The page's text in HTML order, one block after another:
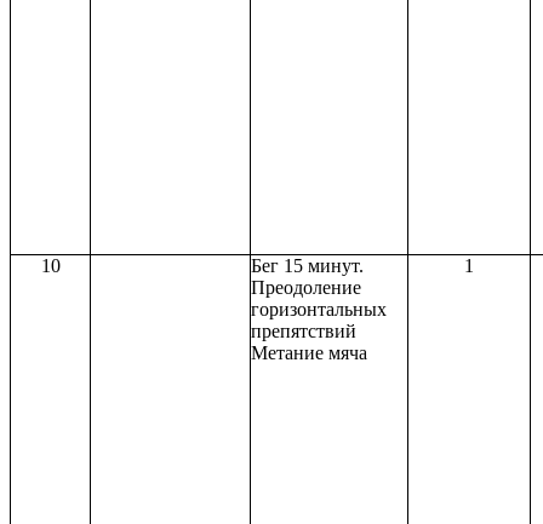
10
Бег 15 минут.
Преодоление
горизонтальных
препятствий
Метание мяча
1